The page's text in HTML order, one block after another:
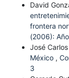
David
frontera
(2006):
José
México ,
3